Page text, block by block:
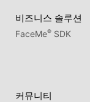
비즈니스 솔루션
FaceMe® SDK
커뮤니티